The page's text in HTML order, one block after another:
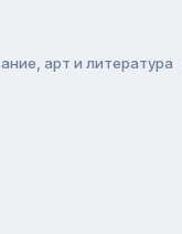
арт и литература